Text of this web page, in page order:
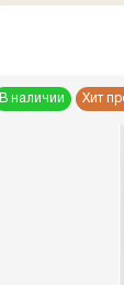
В наличии Хит